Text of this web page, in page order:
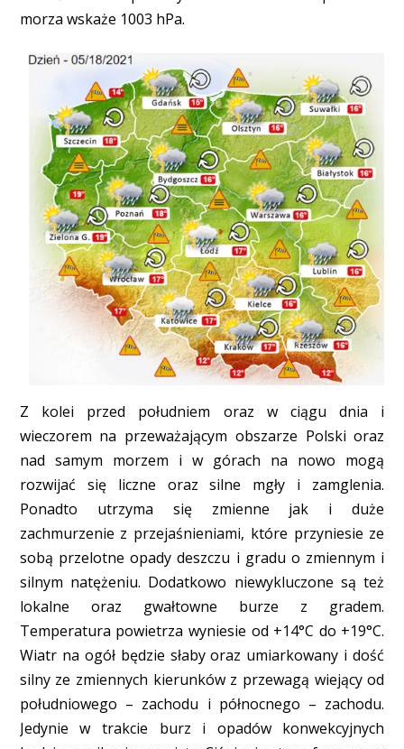
morza wskaże 1003 hPa.
Z kolei przed południem oraz w ciągu dnia i
wieczorem na przeważającym obszarze Polski oraz
nad samym morzem i w górach na nowo mogą
rozwijać się liczne oraz silne mgły i zamglenia.
Ponadto utrzyma się zmienne jak i duże
zachmurzenie z przejaśnieniami, które przyniesie ze
sobą przelotne opady deszczu i gradu o zmiennym i
silnym natężeniu. Dodatkowo niewykluczone są też
lokalne oraz gwałtowne burze z gradem.
Temperatura powietrza wyniesie od +14°C do +19°C.
Wiatr na ogół będzie słaby oraz umiarkowany i dość
silny ze zmiennych kierunków z przewagą wiejący od
południowego – zachodu i północnego – zachodu.
Jedynie w trakcie burz i opadów konwekcyjnych